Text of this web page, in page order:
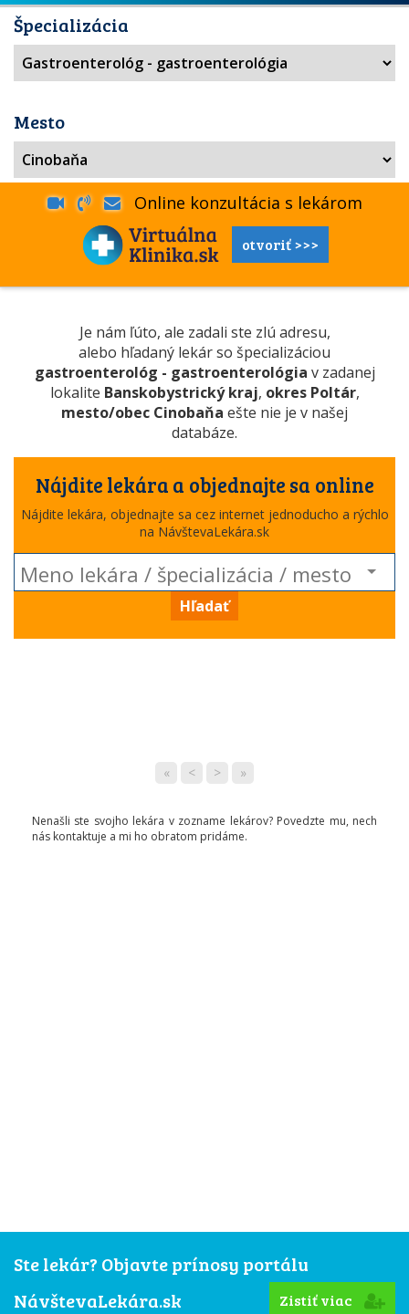
Špecializácia
Mesto
Online konzultácia s lekárom
otvoriť >>>
Je nám ľúto, ale zadali ste zlú adresu,
alebo hľadaný lekár so špecializáciou
gastroenterológ - gastroenterológia v zadanej
lokalite Banskobystrický kraj, okres Poltár,
mesto/obec Cinobaňa ešte nie je v našej
databáze.
Nájdite lekára a objednajte sa online
Nájdite lekára, objednajte sa cez internet jednoducho a rýchlo
na NávštevaLekára.sk
Hľadať
« < > »
Nenašli ste svojho lekára v zozname lekárov? Povedzte mu, nech
nás kontaktuje a mi ho obratom pridáme.
Ste lekár? Objavte prínosy portálu
NávštevaLekára.sk
Zistiť viac